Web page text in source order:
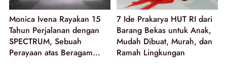
Monica Ivena Rayakan 15
Tahun Perjalanan dengan
SPECTRUM, Sebuah
Perayaan atas Beragam
7 Ide Prakarya HUT RI dari
Barang Bekas untuk Anak,
Mudah Dibuat, Murah, dan
Ramah Lingkungan